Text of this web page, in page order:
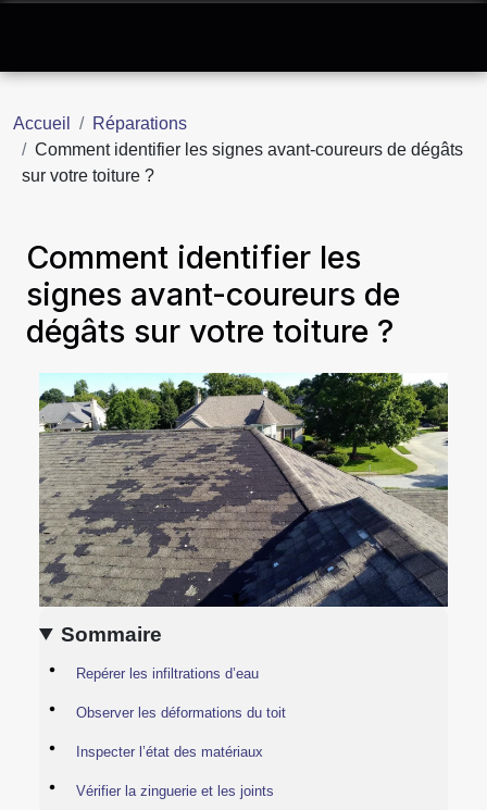
Accueil
Réparations
Comment identifier les signes avant-coureurs de dégâts
sur votre toiture ?
Comment identifier les
signes avant-coureurs de
dégâts sur votre toiture ?
Sommaire
Repérer les infiltrations d’eau
Observer les déformations du toit
Inspecter l’état des matériaux
Vérifier la zinguerie et les joints